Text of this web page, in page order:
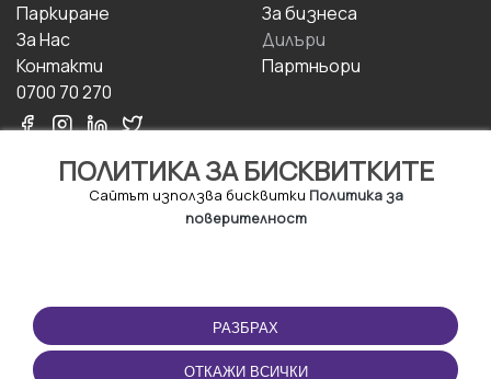
ПОЛИТИКА ЗА БИСКВИТКИТЕ
Сайтът използва бисквитки Политика за
поверителност
РАЗБРАХ
ОТКАЖИ ВСИЧКИ
Паркиране
За Hас
Контакти
0700 70 270
За бизнесa
Дилъри
Партньори
ПОЛЗВАНЕ
Правила и условия за
ползване
ПРИЛОЖЕНИЕТО